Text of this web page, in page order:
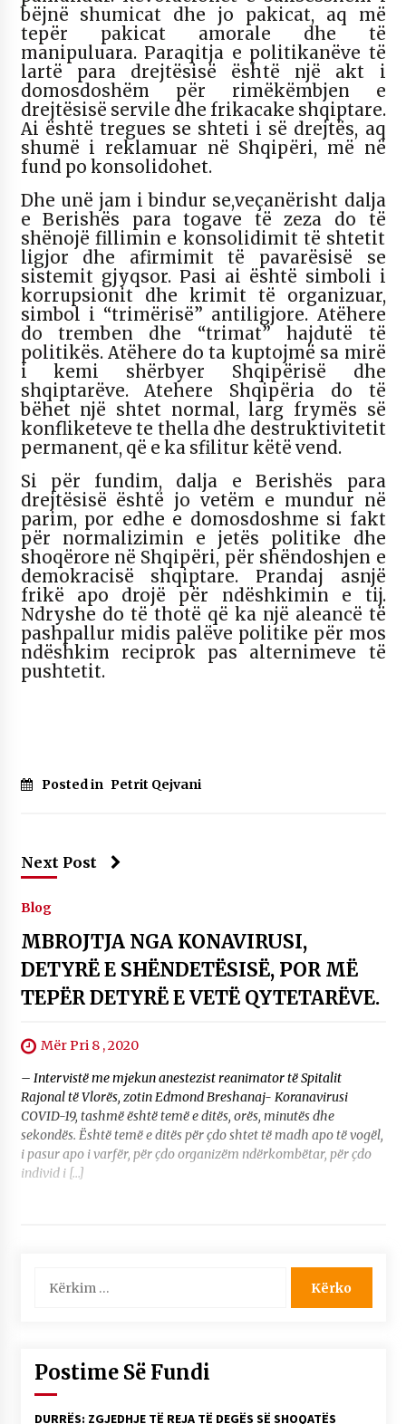
bëjnë shumicat dhe jo pakicat, aq më
tepër pakicat amorale dhe të
manipuluara. Paraqitja e politikanëve të
lartë para drejtësisë është një akt i
domosdoshëm për rimëkëmbjen e
drejtësisë servile dhe frikacake shqiptare.
Ai është tregues se shteti i së drejtës, aq
shumë i reklamuar në Shqipëri, më në
fund po konsolidohet.
Dhe unë jam i bindur se,veçanërisht dalja
e Berishës para togave të zeza do të
shënojë fillimin e konsolidimit të shtetit
ligjor dhe afirmimit të pavarësisë se
sistemit gjyqsor. Pasi ai është simboli i
korrupsionit dhe krimit të organizuar,
simbol i “trimërisë” antiligjore. Atëhere
do tremben dhe “trimat” hajdutë të
politikës. Atëhere do ta kuptojmë sa mirë
i kemi shërbyer Shqipërisë dhe
shqiptarëve. Atehere Shqipëria do të
bëhet një shtet normal, larg frymës së
konfliketeve te thella dhe destruktivitetit
permanent, që e ka sfilitur këtë vend.
Si për fundim, dalja e Berishës para
drejtësisë është jo vetëm e mundur në
parim, por edhe e domosdoshme si fakt
për normalizimin e jetës politike dhe
shoqërore në Shqipëri, për shëndoshjen e
demokracisë shqiptare. Prandaj asnjë
frikë apo drojë për ndëshkimin e tij.
Ndryshe do të thotë që ka një aleancë të
pashpallur midis palëve politike për mos
ndëshkim reciprok pas alternimeve të
pushtetit.
Posted in Petrit Qejvani
Next Post
Blog
MBROJTJA NGA KONAVIRUSI,
DETYRË E SHËNDETËSISË, POR MË
TEPËR DETYRË E VETË QYTETARËVE.
Mër Pri 8 , 2020
– Intervistë me mjekun anestezist reanimator të Spitalit
Rajonal të Vlorës, zotin Edmond Breshanaj- Koranavirusi
COVID-19, tashmë është temë e ditës, orës, minutës dhe
sekondës. Është temë e ditës për çdo shtet të madh apo të vogël,
i pasur apo i varfër, për çdo organizëm ndërkombëtar, për çdo
individ i […]
për:
Postime Së Fundi
DURRËS: ZGJEDHJE TË REJA TË DEGËS SË SHOQATËS